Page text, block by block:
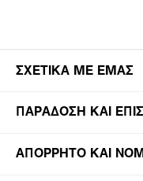
ΣΧΕΤΙΚΆ ΜΕ ΕΜΆΣ
ΠΑΡΆΔΟΣΗ ΚΑΙ
ΑΠΌΡΡΗΤΟ ΚΑΙ